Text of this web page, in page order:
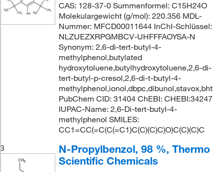
CAS: 128-37-0 Summenformel: C15H24O
Molekulargewicht (g/mol): 220.356 MDL-
Nummer: MFCD00011644 InChI-Schlüssel:
NLZUEZXRPGMBCV-UHFFFAOYSA-N
Synonym: 2,6-di-tert-butyl-4-
methylphenol,butylated
hydroxytoluene,butylhydroxytoluene,2,6-di-
tert-butyl-p-cresol,2,6-di-t-butyl-4-
methylphenol,ionol,dbpc,dibunol,stavox,bht
PubChem CID: 31404 ChEBI: CHEBI:34247
IUPAC-Name: 2,6-Di-tert-butyl-4-
methylphenol SMILES:
CC1=CC(=C(C(=C1)C(C)(C)C)O)C(C)(C)C
3
N-Propylbenzol, 98 %, Thermo
Scientific Chemicals